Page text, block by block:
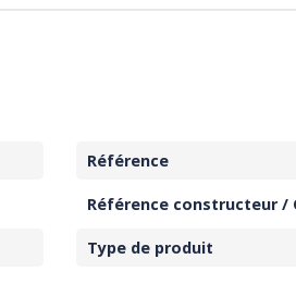
Référence
Référence constructeur /
Type de produit